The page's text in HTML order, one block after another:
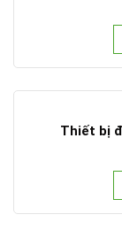
Thiết bị